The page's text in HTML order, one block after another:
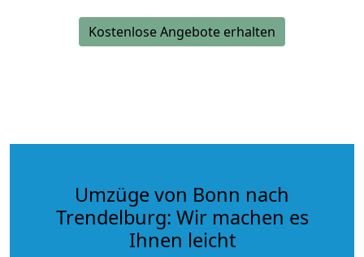
Kostenlose Angebote erhalten
Umzüge von Bonn nach
Trendelburg: Wir machen es
Ihnen leicht